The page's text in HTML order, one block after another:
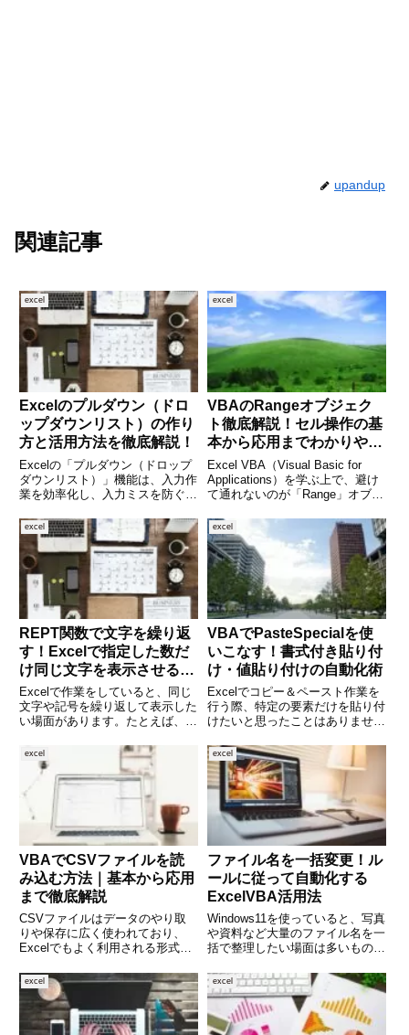
upandup
関連記事
excel
Excelのプルダウン（ドロ
ップダウンリスト）の作り
方と活用方法を徹底解説！
Excelの「プルダウン（ドロップ
ダウンリスト）」機能は、入力作
業を効率化し、入力ミスを防ぐた
あらかじめ選択肢を設定しておけ
ば、ユーザーはセルをクリックし
て選ぶだけで入力できるため、誰
でも同じ形式でデータを入力
excel
VBAのRangeオブジェク
ト徹底解説！セル操作の基
本から応用までわかりやす
く解説
Excel VBA（Visual Basic for
Applications）を学ぶ上で、避け
て通れないのが「Range」オブジ
作するための基本でありながら、
その機能は非常に多岐にわたりま
す。この記事では、R
excel
REPT関数で文字を繰り返
す！Excelで指定した数だ
け同じ文字を表示させる方
法
Excelで作業をしていると、同じ
文字や記号を繰り返して表示した
い場面があります。たとえば、★
り、文字数に応じて目盛りを表示
したりするケースです。そんなと
きに便利なのが「REPT関数（リ
ピート関数）」です。本記
excel
VBAでPasteSpecialを使
いこなす！書式付き貼り付
け・値貼り付けの自動化術
Excelでコピー＆ペースト作業を
行う際、特定の要素だけを貼り付
けたいと思ったことはありません
だけ」「数式なしでセルの内容だ
け」といった処理をVBAで自動
化したい場面は多々あります。そ
んな時に活躍するのが Pa
excel
VBAでCSVファイルを読
み込む方法｜基本から応用
まで徹底解説
CSVファイルはデータのやり取
りや保存に広く使われており、
Excelでもよく利用される形式の
ることも可能ですが、業務で大量
のファイルを処理する際には、自
動化できると大きな時間短縮にな
ります。そこで今回は、Exc
excel
ファイル名を一括変更！ル
ールに従って自動化する
ExcelVBA活用法
Windows11を使っていると、写真
や資料など大量のファイル名を一
括で整理したい場面は多いもので
_001.jpg」から「旅行写真
001.jpg」に統一したい、エクセ
ルで管理しているリストに従って
ファイル名
excel excel